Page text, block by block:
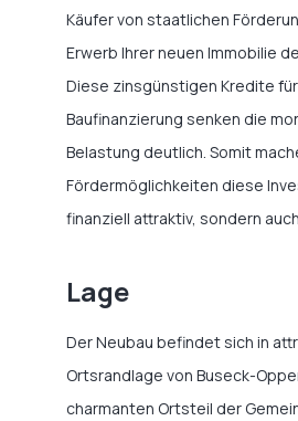
Käufer von staatlichen
Erwerb Ihrer neuen Immobilie
Diese zinsgünstigen Kredite
Baufinanzierung senken die
Belastung deutlich. Somit
Fördermöglichkeiten diese
finanziell attraktiv, sondern
Lage
Der Neubau befindet sich in
Ortsrandlage von Buseck-
charmanten Ortsteil der